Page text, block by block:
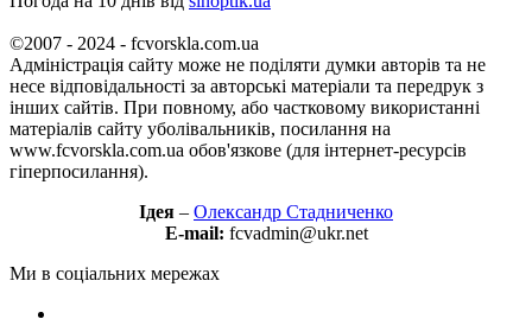
©2007 - 2024 - fcvorskla.com.ua
Адміністрація сайту може не поділяти думки авторів та не
несе відповідальності за авторські матеріали та передрук з
інших сайтів. При повному, або частковому використанні
матеріалів сайту уболівальників, посилання на
www.fcvorskla.com.ua обов'язкове (для інтернет-ресурсів
гіперпосилання).
Ідея – Олександр Стадниченко
E-mail: fcvadmin@ukr.net
Ми в соціальних мережах